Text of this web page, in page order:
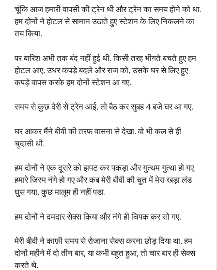
चूंकि आज हमारी वापसी की ट्रेन थी और ट्रेन का समय होने को था.
हम दोनों ने होटल से सामान उठाते हुए स्टेशन के लिए निकलने का
तय किया.
पर बारिश अभी तक बंद नहीं हुई थी. किसी तरह भीगते बचते हुए हम
होटल आए, उधर कपड़े बदले और राज को, उसके घर से लिए हुए
कपड़े वापस करके हम दोनों स्टेशन आ गए.
समय से कुछ देरी से ट्रेन आई, तो बैठ कर सुबह 4 बजे घर आ गए.
घर आकर मैंने बीवी की तरफ वासना से देखा. वो भी कल से ही
चुदासी थी.
हम दोनों ने एक दूसरे को झपट कर पकड़ा और गुत्थम गुत्था हो गए.
हमारे जिस्म नंगे हो गए और कब मेरी बीवी की चुत में मेरा खड़ा लंड
घुस गया, कुछ मालूम ही नहीं पडा.
हम दोनों ने दमदार सेक्स किया और नंगे ही चिपक कर सो गए.
मेरी बीवी ने काफ़ी समय से रोजाना सेक्स करना छोड़ दिया था. हम
दोनों महीने में दो तीन बार, या कभी बहुत हुआ, तो चार बार ही सेक्स
करते थे.